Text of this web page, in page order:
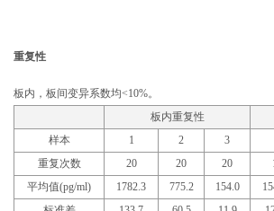
重复性
板内，板间变异系数均<10%。
板内重复性
样本
1 2 3
重复次数
20 20 20
平均值(pg/ml)
1782.3 775.2 154.0